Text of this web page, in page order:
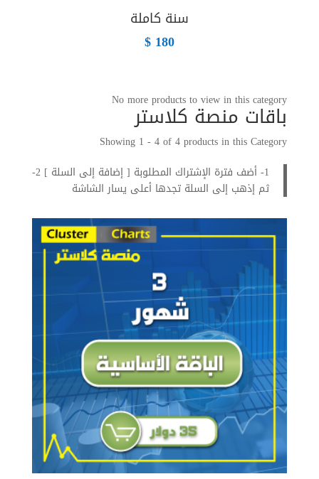
سنة كاملة
$ 180
No more products to view in this category
باقات منصة كلاستر
Showing 1 - 4 of 4 products in this Category
1- أضف فترة الإشتراك المطلوبة [ إضافة إلى السلة ] 2-
ثم إذهب إلى السلة تجدها أعلى يسار الشاشة